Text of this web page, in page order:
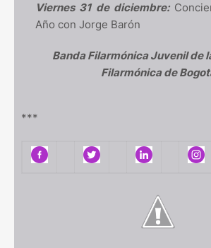
Viernes 31 de diciembre:
Año con Jorge Barón
Banda Filarmónica Juvenil de
Filarmónica de
***